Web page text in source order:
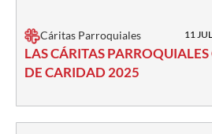
Cáritas Parroquiales 11
LAS CÁRITAS
DE CARIDAD 2025